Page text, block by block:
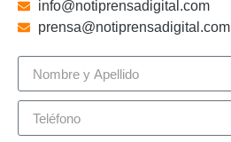
info@notiprensadigital.com
prensa@notiprensadigital.com